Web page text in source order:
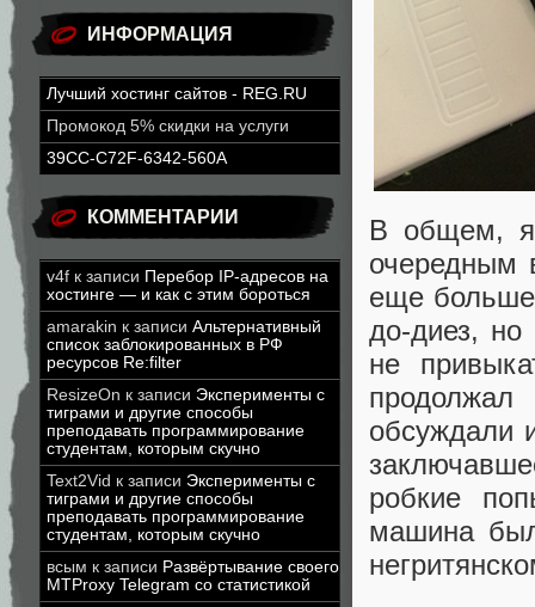
ИНФОРМАЦИЯ
Лучший хостинг сайтов - REG.RU
Промокод 5% скидки на услуги
39CC-C72F-6342-560A
КОММЕНТАРИИ
v4f к записи Перебор IP-адресов на
хостинге — и как с этим бороться
amarakin к записи Альтернативный
список заблокированных в РФ
ресурсов Re:filter
ResizeOn к записи Эксперименты с
тиграми и другие способы
преподавать программирование
студентам, которым скучно
Text2Vid к записи Эксперименты с
тиграми и другие способы
преподавать программирование
студентам, которым скучно
всым к записи Развёртывание своего
MTProxy Telegram со статистикой
В общем, я
очередным
еще больше
до-диез,
не
обсуждали
робкие
машина